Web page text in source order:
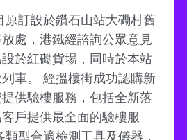
原訂設於鑽石山站大磡村舊
處，港鐵經諮詢公眾意見
於紅磡貨場，同時於本站
車。 經搵樓街成功認購新
供驗樓服務，包括全新落
戶提供最全面的驗樓服
型合適檢測工具及儀器，